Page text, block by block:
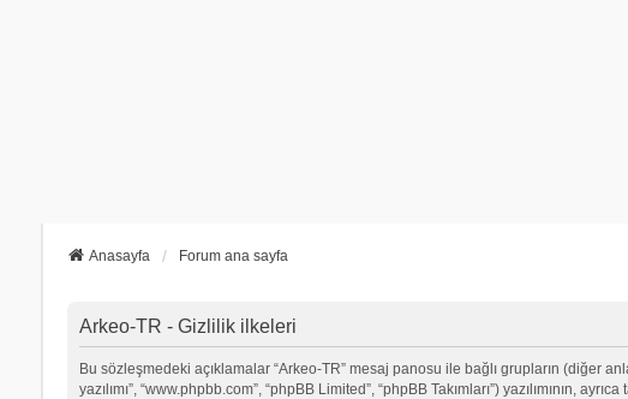
Anasayfa Forum ana sayfa
Arkeo-TR - Gizlilik ilkeleri
Bu sözleşmedeki açıklamalar “Arkeo-TR” mesaj panosu ile bağlı grupların (diğer
yazılımı”, “www.phpbb.com”, “phpBB Limited”, “phpBB Takımları”) yazılımının,